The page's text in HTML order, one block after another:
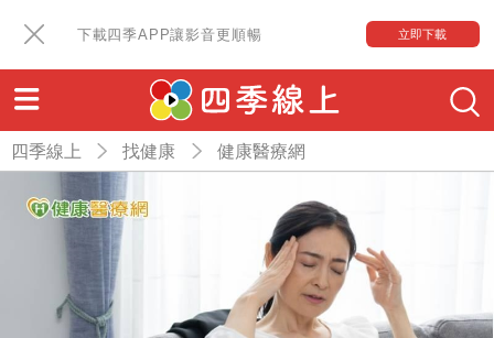
下載四季APP讓影音更順暢 立即下載
四季線上 找健康 健康醫療網